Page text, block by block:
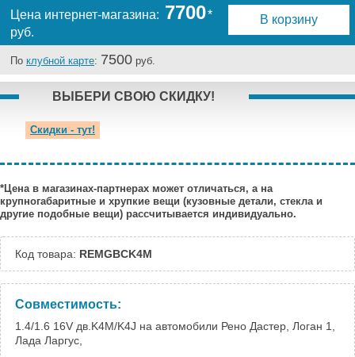
Цена интернет-магазина: 7700*
руб.
В корзину
По клубной карте: 7500 руб.
ВЫБЕРИ СВОЮ СКИДКУ!
Скидки - тут!
*Цена в магазинах-партнерах может отличаться, а на
крупногабаритные и хрупкие вещи (кузовные детали, стекла и
другие подобные вещи) рассчитывается индивидуально.
Код товара: REMGBCK4M
Совместимость:
1.4/1.6 16V дв.K4M/K4J на автомобили Рено Дастер, Логан 1,
Лада Ларгус,